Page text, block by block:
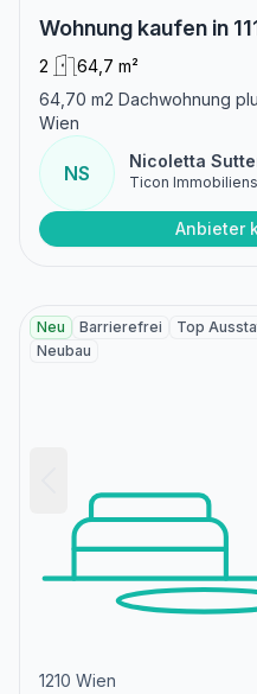
Wohnung kaufen in
2
64,7 m²
64,70 m2 Dachwohnung
Wien
NS
Nicoletta
Ticon
Anbieter
Neu Barrierefrei Top
Neubau
1210 Wien